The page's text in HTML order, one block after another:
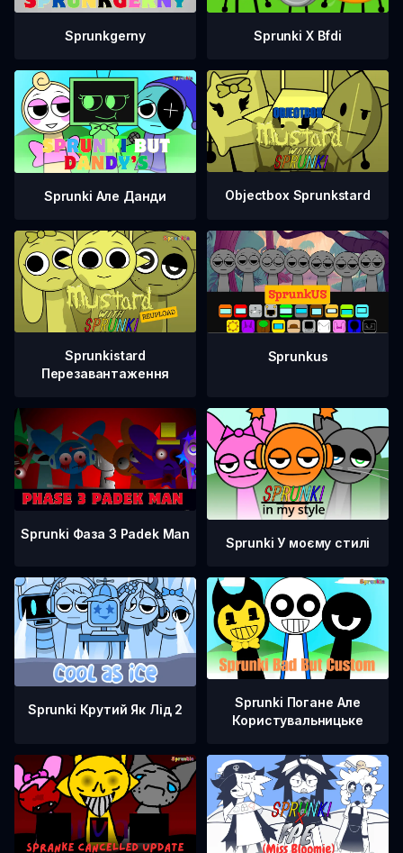
Sprunkgerny Sprunki X Bfdi
Sprunki Але Данди Objectbox Sprunkstard
Sprunkistard
Перезавантаження
Sprunkus
Sprunki Фаза 3 Padek Man
Sprunki У моєму стилі
Sprunki Крутий Як Лід 2
Sprunki Погане Але
Користувальницьке